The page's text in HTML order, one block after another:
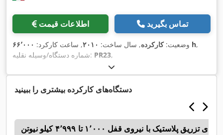
اطلاعات قیمت تماس بگیرید
وضعیت:کارکرده, سال ساخت: ۲۰۱۰, ساعت کارکرد: ۶۶٬۰۰۰ h,
شماره دستگاه/وسیله نقلیه: PR23,
دستگاه‌های کارکرده بیشتری را ببینید
تزریق پلاستیک با نیروی قفل ۱٬۰۰۰ تا ۴٬۹۹۹ کیلو نیوتن